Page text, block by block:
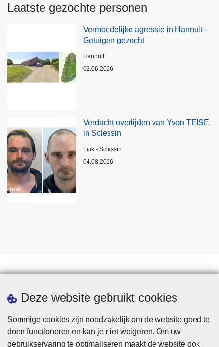
Deze website gebruikt cookies
Sommige cookies zijn noodzakelijk om de website goed te
doen functioneren en kan je niet weigeren. Om uw
gebruikservaring te optimaliseren maakt de website ook
Laatste gezochte personen
Vermoedelijke agressie in Hannuit -
Getuigen gezocht
Plaats
Hannuit
02.06.2026
Verdacht overlijden van Yvon TEISE
in Sclessin
Plaats
Luik - Sclessin
04.08.2026